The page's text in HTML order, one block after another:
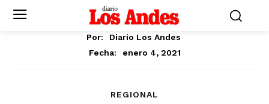
Por:
Diario Los Andes
Fecha:
enero 4, 2021
REGIONAL